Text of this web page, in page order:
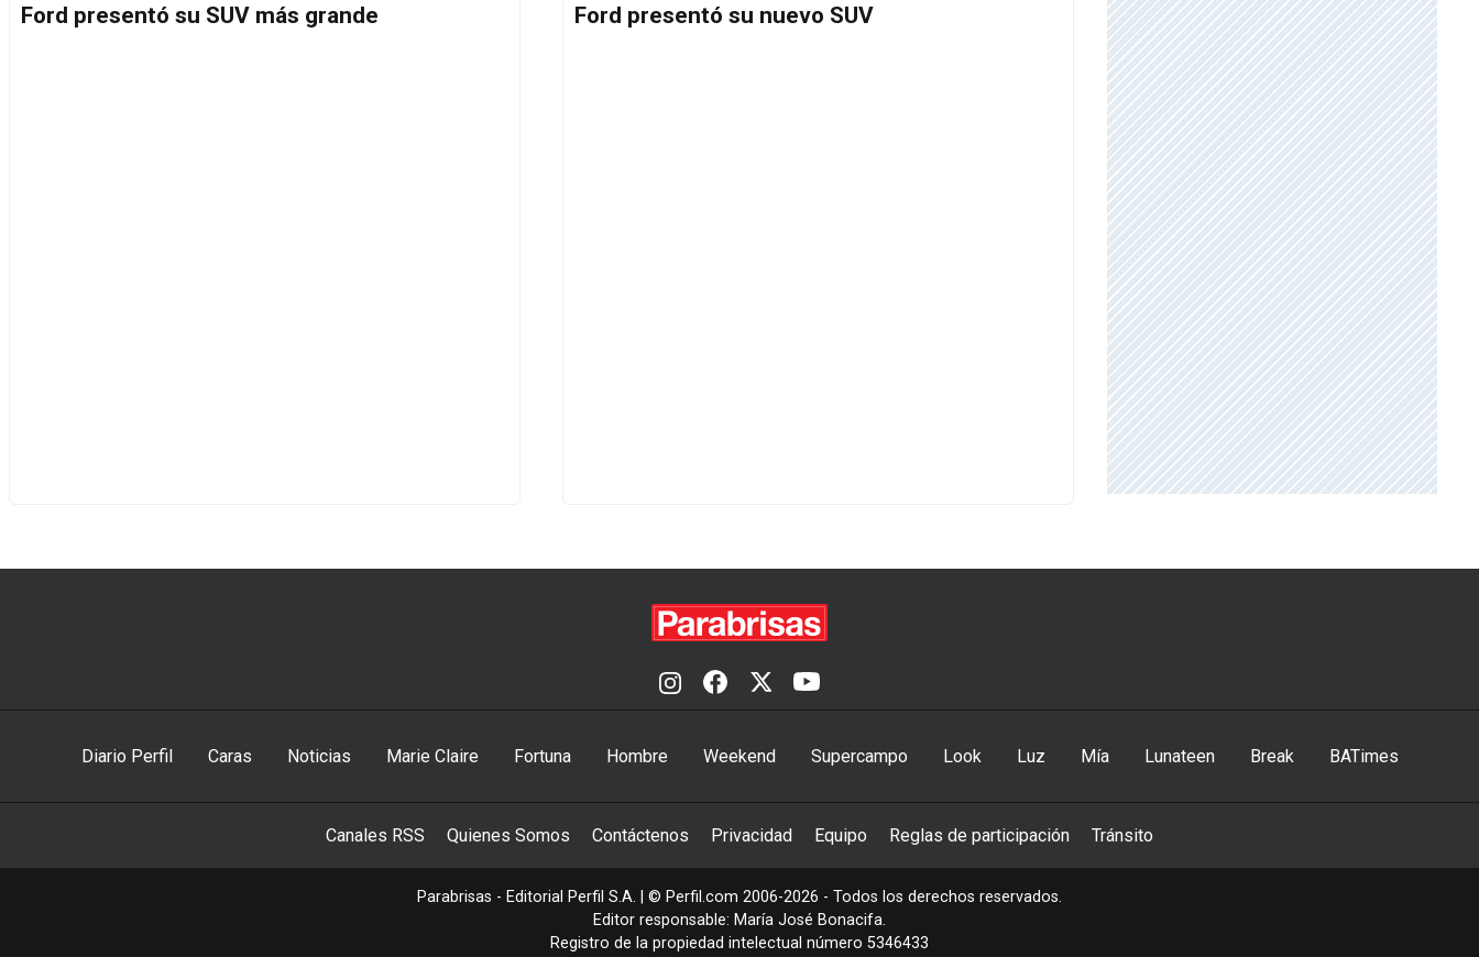
Ford presentó su SUV más grande Ford presentó su nuevo SUV
Diario Perfil Caras Noticias Marie Claire Fortuna Hombre Weekend Supercampo Look Luz Mía Lunateen Break BATimes
Canales RSS Quienes Somos Contáctenos Privacidad Equipo Reglas de participación Tránsito
Parabrisas - Editorial Perfil S.A. | © Perfil.com 2006-2026 - Todos los derechos reservados.
Editor responsable: María José Bonacifa.
Registro de la propiedad intelectual número 5346433